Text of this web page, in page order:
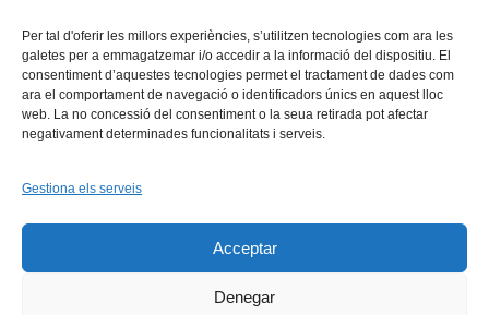
Per tal d'oferir les millors experiències, s’utilitzen tecnologies com ara les
galetes per a emmagatzemar i/o accedir a la informació del dispositiu. El
consentiment d’aquestes tecnologies permet el tractament de dades com
ara el comportament de navegació o identificadors únics en aquest lloc
web. La no concessió del consentiment o la seua retirada pot afectar
negativament determinades funcionalitats i serveis.
Gestiona els serveis
Acceptar
Denegar
Instagram
Flickr
INICI QUI SOM
PROGRAMES
DESENVOLUPAMENT SOSTENIBLE
AVÍS LEGAL